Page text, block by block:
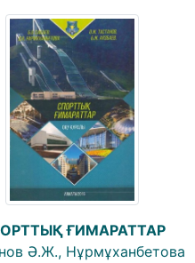
ҒИМАРАТТАР
Ә.Ж., Нұрмұханбетова